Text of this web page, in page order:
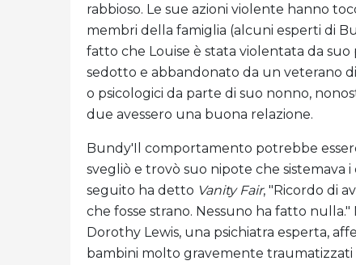
rabbioso. Le sue azioni violente hanno
membri della famiglia (alcuni esperti di
fatto che Louise è stata violentata da
sedotto e abbandonato da un veterano
o psicologici da parte di suo nonno,
due avessero una buona relazione.
Bundy'Il comportamento potrebbe
svegliò e trovò suo nipote che sistemava
seguito ha detto Vanity Fair, "Ricordo di
che fosse strano. Nessuno ha fatto nulla."
Dorothy Lewis, una psichiatra esperta,
bambini molto gravemente traumatizzati